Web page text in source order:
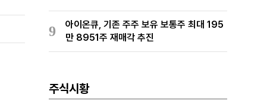
9
아이온큐, 기존 주주 보유 보통주 최대 195
만 8951주 재매각 추진
주식시황